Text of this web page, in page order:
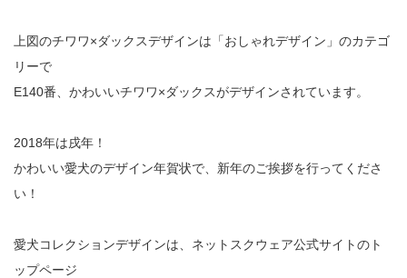
上図のチワワ×ダックスデザインは「おしゃれデザイン」のカテゴ
リーで
E140番、かわいいチワワ×ダックスがデザインされています。
2018年は戌年！
かわいい愛犬のデザイン年賀状で、新年のご挨拶を行ってくださ
い！
愛犬コレクションデザインは、ネットスクウェア公式サイトのト
ップページ